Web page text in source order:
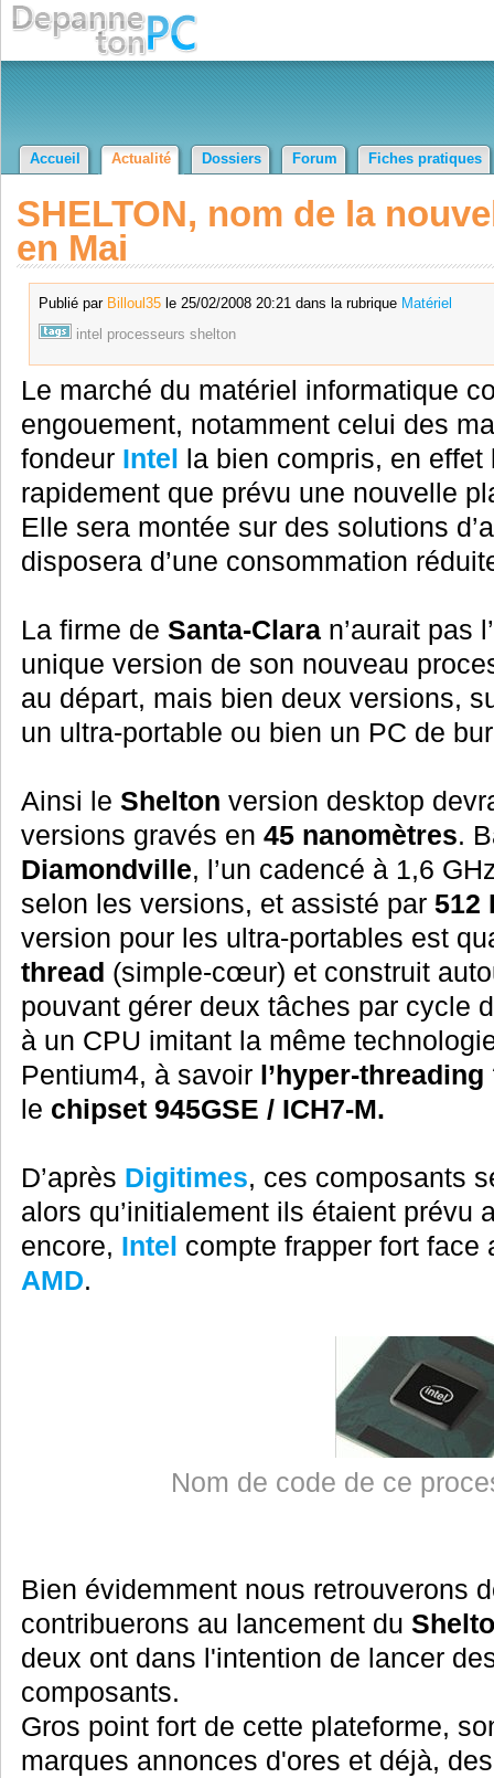
Accueil Actualité Dossiers Forum Fiches pratiques
SHELTON, nom de la
en Mai
Publié par Billoul35le 25/02/2008 20:21 dans la rubrique Matériel
intel processeurs shelton
Le marché du matériel informatique
engouement, notamment celui des
fondeur Intel la bien compris, en
rapidement que prévu une nouvelle
Elle sera montée sur des solutions
disposera d’une consommation
La firme de Santa-Claran’aurait pas
unique version de son nouveau
au départ, mais bien deux versions,
un ultra-portable ou bien un PC de
Ainsi le Shelton version desktop
versions gravés en 45 nanomètres.
Diamondville, l’un cadencé à 1,6
selon les versions, et assisté par 512
version pour les ultra-portables est
thread (simple-cœur) et construit
pouvant gérer deux tâches par cycle
à un CPU imitant la même
Pentium4, à savoir l’hyper-threading
le chipset 945GSE / ICH7-M.
D’après Digitimes, ces composants
alors qu’initialement ils étaient prévu
encore, Intel compte frapper fort face
AMD.
Nom de code de ce
Bien évidemment nous retrouverons
contribuerons au lancement du
deux ont dans l'intention de lancer
composants.
Gros point fort de cette plateforme,
marques annonces d'ores et déjà,